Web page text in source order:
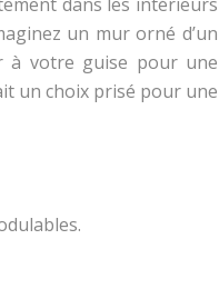
un mur orné d’un
à votre guise pour une
un choix prisé pour une